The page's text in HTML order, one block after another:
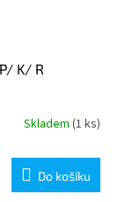
K/ R
Skladem (1 ks)
Do košíku